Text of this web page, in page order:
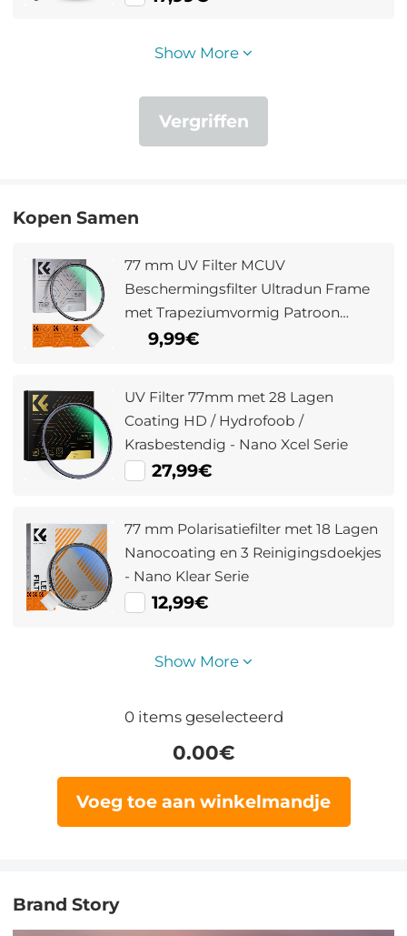
Show More
Vergriffen
Kopen Samen
77 mm UV Filter MCUV
Beschermingsfilter Ultradun Frame
met Trapeziumvormig Patroon
Stofzuigdoekcoating Nano Klear
9,99€
UV Filter 77mm met 28 Lagen
Coating HD / Hydrofoob /
Krasbestendig - Nano Xcel Serie
27,99€
77 mm Polarisatiefilter met 18 Lagen
Nanocoating en 3 Reinigingsdoekjes
- Nano Klear Serie
12,99€
Show More
0items geselecteerd
0.00€
Voeg toe aan winkelmandje
Brand Story